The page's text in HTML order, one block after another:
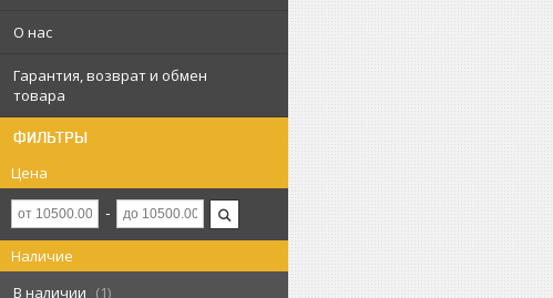
О нас
Гарантия, возврат и обмен
товара
ФИЛЬТРЫ
Цена
Наличие
В наличии
1